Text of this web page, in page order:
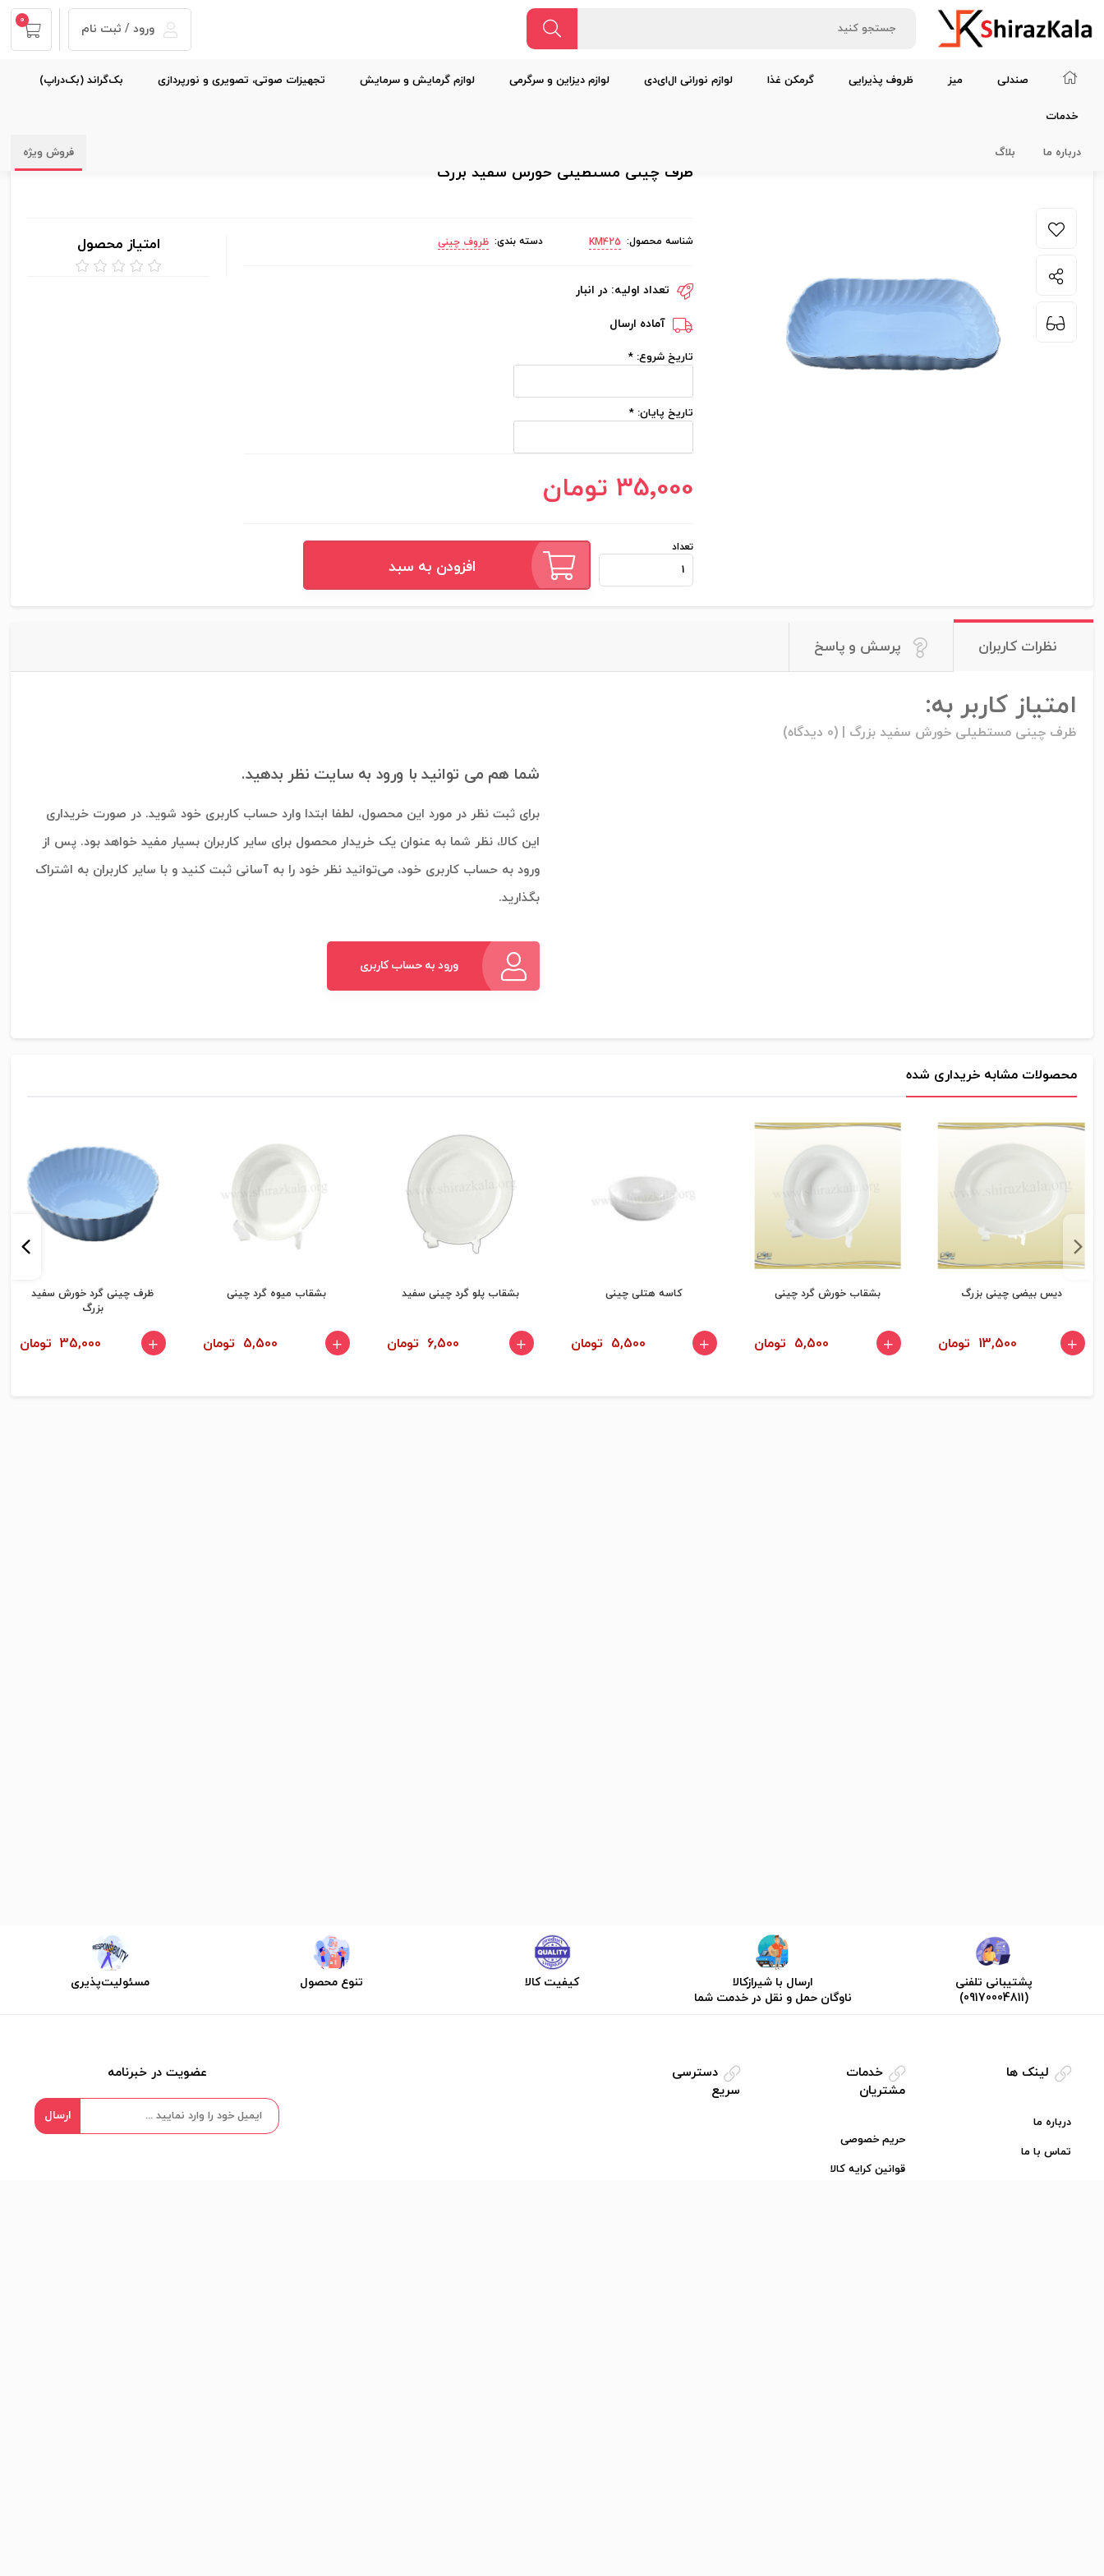
ورود / ثبت نام
0
صندلی میز ظروف پذیرایی گرمکن غذا لوازم نورانی ال‌ای‌دی لوازم دیزاین و سرگرمی لوازم گرمایش و سرمایش تجهیزات صوتی، تصویری و نورپردازی بک‌گراند (بک‌دراپ)
خدمات
درباره ما بلاگ فروش ویژه
خانه ظروف پذیرایی
ظرف چینی مستطیلی خورش سفید بزرگ
شناسه محصول: KM425 دسته بندی: ظروف چینی
تعداد اولیه: در انبار
آماده ارسال
تاریخ شروع:*
تاریخ پایان:*
35٬000 تومان
تعداد
افزودن به سبد
امتیاز محصول
نظرات کاربران پرسش و پاسخ
امتیاز کاربر به:
ظرف چینی مستطیلی خورش سفید بزرگ |(0 دیدگاه)
شما هم می توانید با ورود به سایت نظر بدهید.
برای ثبت نظر در مورد این محصول، لطفا ابتدا وارد حساب کاربری خود شوید. در صورت خریداری
این کالا، نظر شما به عنوان یک خریدار محصول برای سایر کاربران بسیار مفید خواهد بود. پس از
ورود به حساب کاربری خود، می‌توانید نظر خود را به آسانی ثبت کنید و با سایر کاربران به اشتراک
بگذارید.
ورود به حساب کاربری
محصولات مشابه خریداری شده
دیس بیضی چینی بزرگ
13,500 تومان
بشقاب خورش گرد چینی
5,500 تومان
کاسه هتلی چینی
5,500 تومان
بشقاب پلو گرد چینی سفید
6,500 تومان
بشقاب میوه گرد چینی
5,500 تومان
ظرف چینی گرد خورش سفید
بزرگ
35,000 تومان
پشتیبانی تلفنی
(09170004811)
ارسال با شیرازکالا
ناوگان حمل و نقل در خدمت شما
کیفیت کالا تنوع محصول مسئولیت‌پذیری
لینک ها
درباره ما
تماس با ما
خدمات
مشتریان
حریم خصوصی
قوانین کرایه کالا
دسترسی
سریع
عضویت در خبرنامه
ارسال